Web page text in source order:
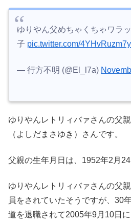
ゆりやん父めちゃくちゃワラ
子 pic.twitter.com/4YHvRuzm7y
— 行方不明 (@El_l7a)
ゆりやんレトリィバァさんの父
（よしだまさゆき）さんです。
父親の生年月日は、1952年2月24
ゆりやんレトリィバァさんの父
員をされていたそうですが、30
道を退職されて2005年9月10日